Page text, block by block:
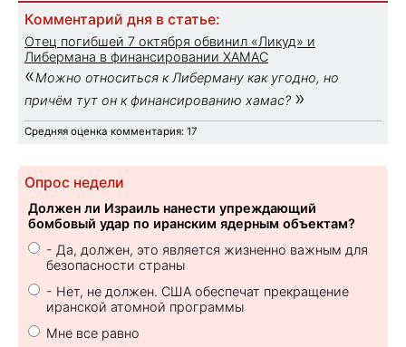
Комментарий дня в статье:
Отец погибшей 7 октября обвинил «Ликуд» и
Либермана в финансировании ХАМАС
«Можно относиться к Либерману как угодно, но
причём тут он к финансированию хамас? »
Средняя оценка комментария: 17
Опрос недели
Должен ли Израиль нанести упреждающий
бомбовый удар по иранским ядерным объектам?
- Да, должен, это является жизненно важным для
безопасности страны
- Нет, не должен. США обеспечат прекращение
иранской атомной программы
Мне все равно